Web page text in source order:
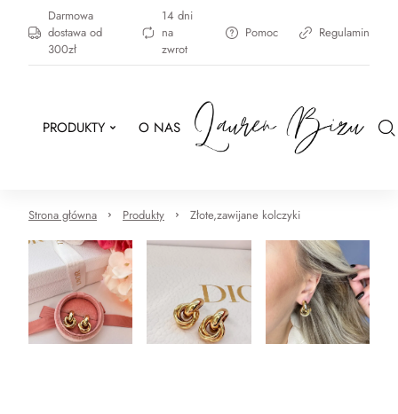
Darmowa
dostawa od
300zł
14 dni
na
zwrot
Pomoc Regulamin
PRODUKTY O NAS
Strona główna Produkty Złote,zawijane kolczyki